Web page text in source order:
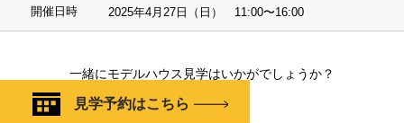
開催日時 2025年4月27日（日） 11:00〜16:00
一緒にモデルハウス見学はいかがでしょうか？
見学予約はこちら